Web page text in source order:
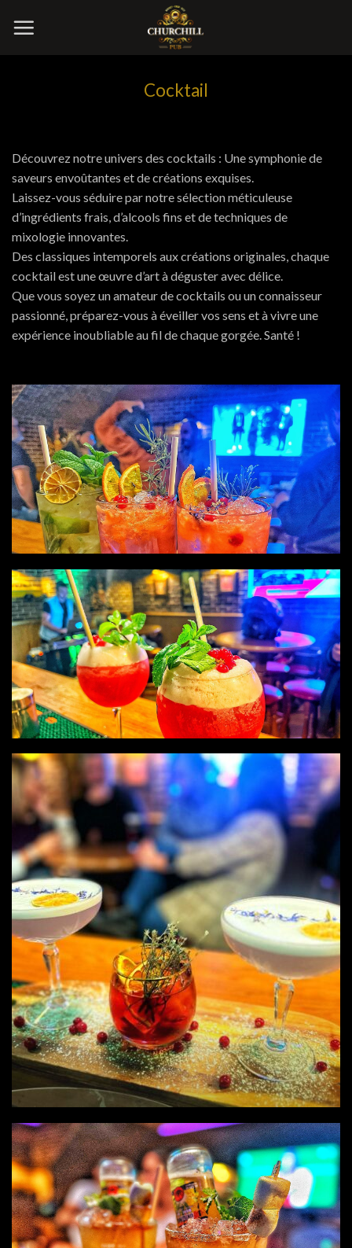
Cocktail
Découvrez notre univers des cocktails : Une symphonie de
saveurs envoûtantes et de créations exquises.
Laissez-vous séduire par notre sélection méticuleuse
d’ingrédients frais, d’alcools fins et de techniques de
mixologie innovantes.
Des classiques intemporels aux créations originales, chaque
cocktail est une œuvre d’art à déguster avec délice.
Que vous soyez un amateur de cocktails ou un connaisseur
passionné, préparez-vous à éveiller vos sens et à vivre une
expérience inoubliable au fil de chaque gorgée. Santé !